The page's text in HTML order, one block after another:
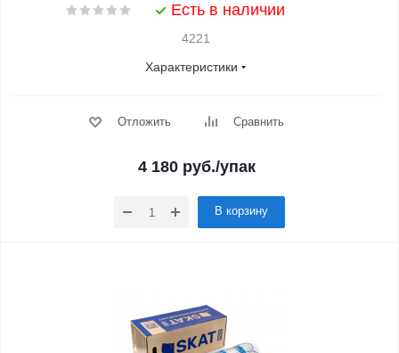
Есть в наличии
4221
Характеристики
Отложить Сравнить
4 180руб./упак
В корзину